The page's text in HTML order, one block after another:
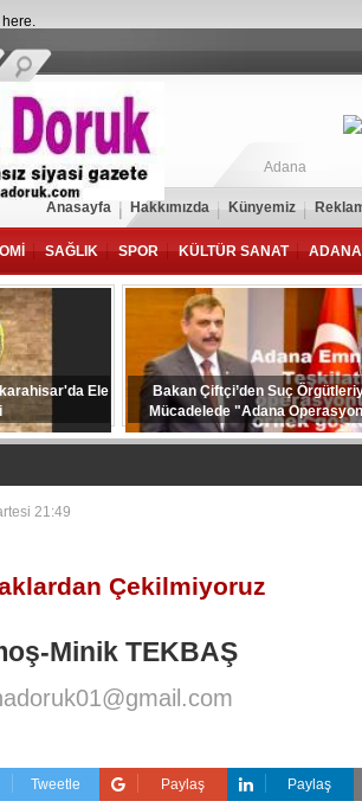
here.
Adana
Anasayfa Hakkımızda Künyemiz
SAĞLIK SPOR KÜLTÜR SANAT ADANA
Ele
Bakan Çiftçi’den Suç
Mücadelede "Adana
Vurgusu
21:49
Çekilmiyoruz
Minik TEKBAŞ
Tweetle Paylaş Paylaş